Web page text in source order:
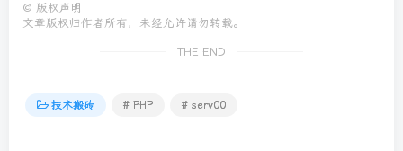
© 版权声明
文章版权归作者所有，未经允许请勿转载。
THE END
技术搬砖 # PHP # serv00